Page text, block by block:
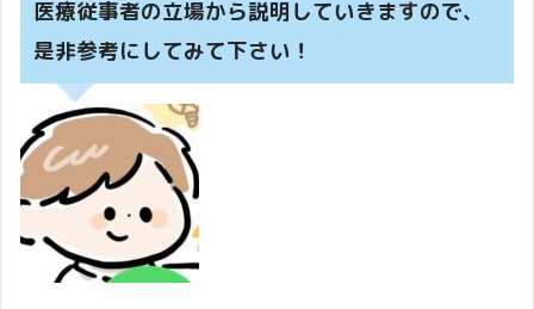
医療従事者の立場から説明していきますので、
是非参考にしてみて下さい！